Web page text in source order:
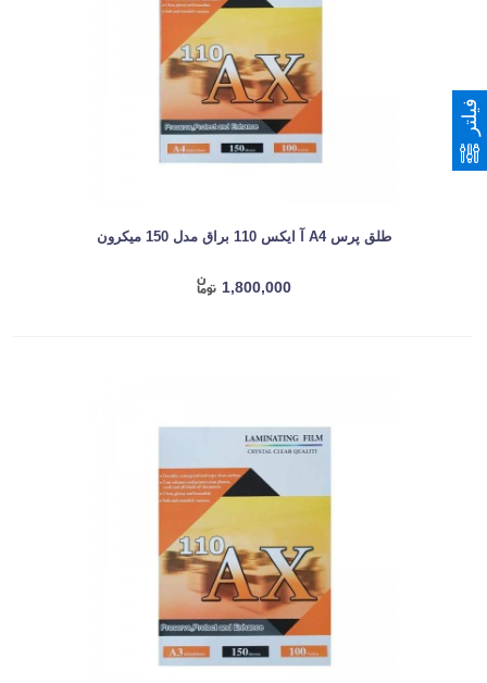
طلق پرس A4 آ ایکس 110 براق مدل 150 میکرون
1,800,000
فیلتر